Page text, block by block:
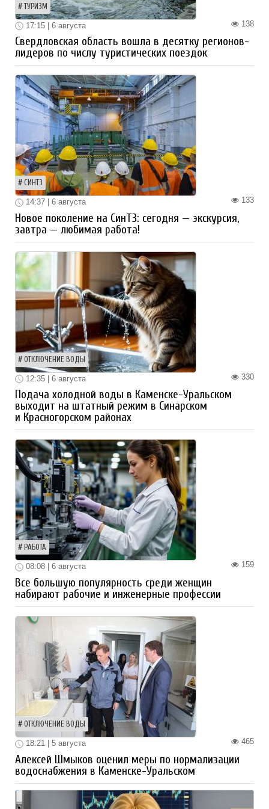
ТУРИЗМ
138
17:15 | 6 августа
Свердловская область вошла в десятку регионов-
лидеров по числу туристических поездок
СИНТЗ
133
14:37 | 6 августа
Новое поколение на СинТЗ: сегодня — экскурсия,
завтра — любимая работа!
ОТКЛЮЧЕНИЕ ВОДЫ
330
12:35 | 6 августа
Подача холодной воды в Каменске-Уральском
выходит на штатный режим в Синарском
и Красногорском районах
РАБОТА
159
08:08 | 6 августа
Все большую популярность среди женщин
набирают рабочие и инженерные профессии
ОТКЛЮЧЕНИЕ ВОДЫ
465
18:21 | 5 августа
Алексей Шмыков оценил меры по нормализации
водоснабжения в Каменске-Уральском